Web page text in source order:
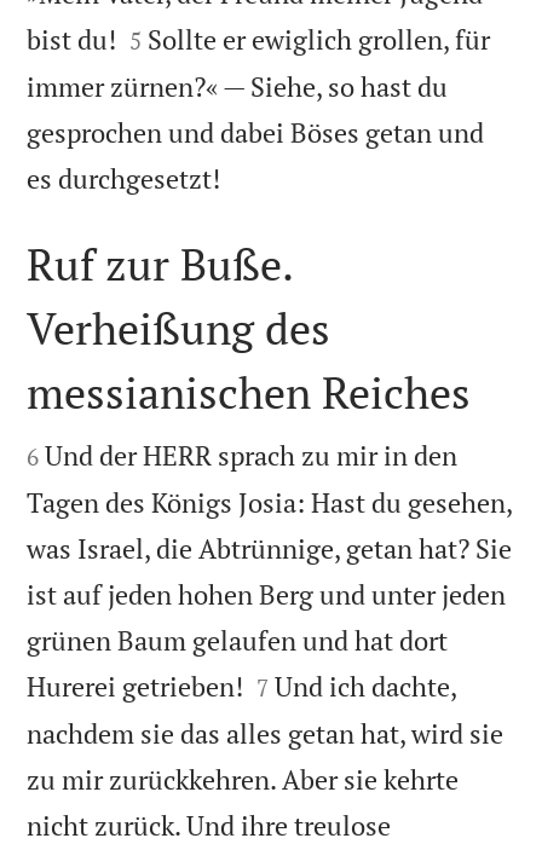
bist du! 

5 Sollte er ewiglich grollen, für
immer zürnen?« — Siehe, so hast du
gesprochen und dabei Böses getan und
es durchgesetzt!

Ruf zur Buße.
Verheißung des
messianischen Reiches

6 Und der HERR sprach zu mir in den
Tagen des Königs Josia: Hast du gesehen,
was Israel, die Abtrünnige, getan hat? Sie
ist auf jeden hohen Berg und unter jeden
grünen Baum gelaufen und hat dort
Hurerei getrieben! 

7 Und ich dachte,
nachdem sie das alles getan hat, wird sie
zu mir zurückkehren. Aber sie kehrte
nicht zurück. Und ihre treulose